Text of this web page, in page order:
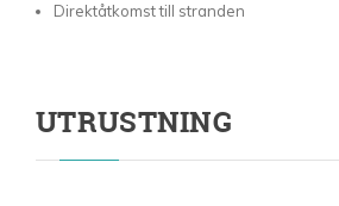
Direktåtkomst till stranden
UTRUSTNING